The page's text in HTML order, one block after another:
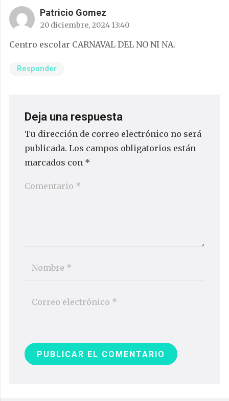
Patricio Gomez
20 diciembre, 2024 13:40
Centro escolar CARNAVAL DEL NO NI NA.
Responder
Deja una respuesta
Tu dirección de correo electrónico no será
publicada. Los campos obligatorios están
marcados con *
PUBLICAR EL COMENTARIO